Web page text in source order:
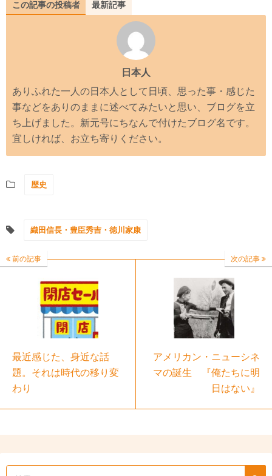
この記事の投稿者 最新記事
日本人
ありふれた一人の日本人として日頃、思った事・感じた
事などをありのままに述べてみたいと思い、ブログを立
ち上げました。新元号にちなんで付けたブログ名です。
宜しければ、お立ち寄りください。
歴史
織田信長・豊臣秀吉・徳川家康
前の記事
最近感じた、身近な話
題。それは時代の移り変
わり
次の記事
アメリカン・ニューシネ
マの誕生 『俺たちに明
日はない』